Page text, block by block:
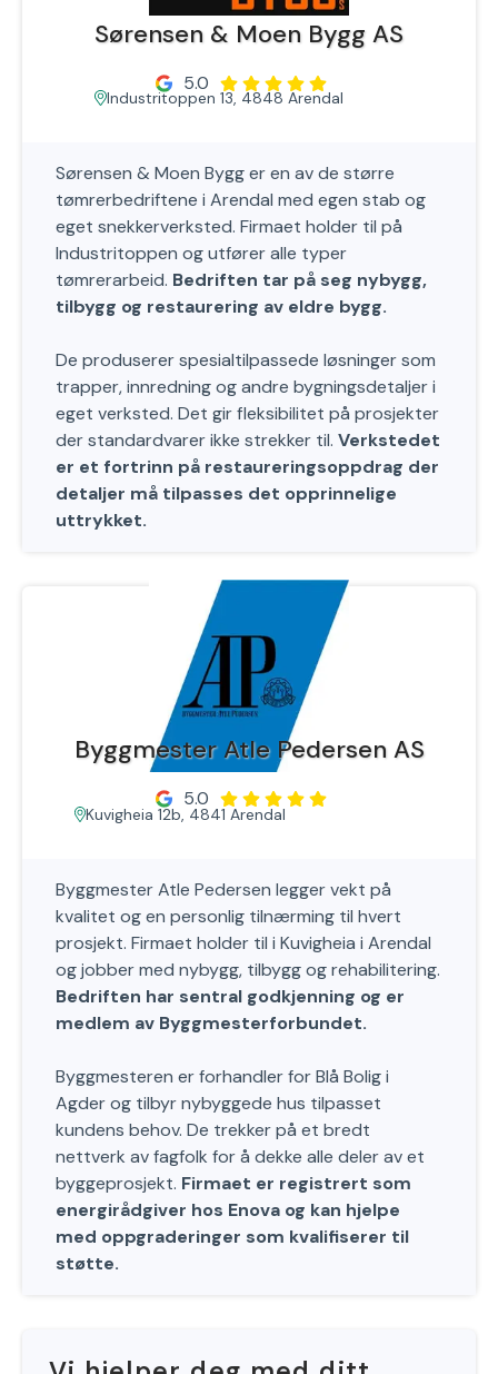
Sørensen & Moen Bygg AS
5.0
Industritoppen 13, 4848 Arendal
Sørensen & Moen Bygg er en av de større
tømrerbedriftene i Arendal med egen stab og
eget snekkerverksted. Firmaet holder til på
Industritoppen og utfører alle typer
tømrerarbeid. Bedriften tar på seg nybygg,
tilbygg og restaurering av eldre bygg.
De produserer spesialtilpassede løsninger som
trapper, innredning og andre bygningsdetaljer i
eget verksted. Det gir fleksibilitet på prosjekter
der standardvarer ikke strekker til. Verkstedet
er et fortrinn på restaureringsoppdrag der
detaljer må tilpasses det opprinnelige
uttrykket.
Byggmester Atle Pedersen AS
5.0
Kuvigheia 12b, 4841 Arendal
Byggmester Atle Pedersen legger vekt på
kvalitet og en personlig tilnærming til hvert
prosjekt. Firmaet holder til i Kuvigheia i Arendal
og jobber med nybygg, tilbygg og rehabilitering.
Bedriften har sentral godkjenning og er
medlem av Byggmesterforbundet.
Byggmesteren er forhandler for Blå Bolig i
Agder og tilbyr nybyggede hus tilpasset
kundens behov. De trekker på et bredt
nettverk av fagfolk for å dekke alle deler av et
byggeprosjekt. Firmaet er registrert som
energirådgiver hos Enova og kan hjelpe
med oppgraderinger som kvalifiserer til
støtte.